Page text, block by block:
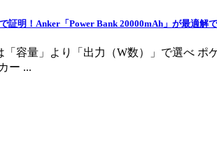
証明！Anker「Power Bank 20000mAh」が最適解
容量」より「出力（W数）」で選べ
ー ...